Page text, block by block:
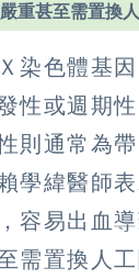
重甚至需置換
染色體基
性或週期
則通常為
學緯醫師
容易出血
需置換人